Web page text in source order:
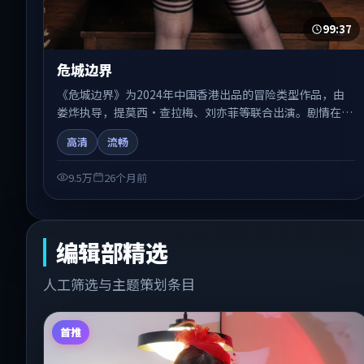
99:37
危城边界
《危城边界》为2024年中国香港出品的冒险类型作品，由
娄烨执导，提莫西·查拉梅、刘亦菲等联合出演。剧情在人
物弧光与节奏推进中展开，兼具叙事张力与视听质感。适合
关注国产在线观看、热播国产剧与院线佳片的观众收藏与检
高清 流畅
9.5万 26个月前
编辑部精选
人工筛选与主题策划条目
首推